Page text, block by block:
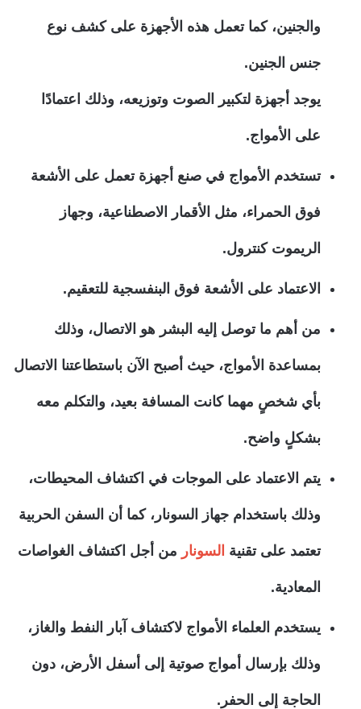
والجنين، كما تعمل هذه الأجهزة على كشف نوع
جنس الجنين.
يوجد أجهزة لتكبير الصوت وتوزيعه، وذلك اعتمادًا
على الأمواج.
تستخدم الأمواج في صنع أجهزة تعمل على الأشعة
فوق الحمراء، مثل الأقمار الاصطناعية، وجهاز
الريموت كنترول.
الاعتماد على الأشعة فوق البنفسجية للتعقيم.
من أهم ما توصل إليه البشر هو الاتصال، وذلك
بمساعدة الأمواج، حيث أصبح الآن باستطاعتنا الاتصال
بأي شخصٍ مهما كانت المسافة بعيد، والتكلم معه
بشكلٍ واضح.
يتم الاعتماد على الموجات في اكتشاف المحيطات،
وذلك باستخدام جهاز السونار، كما أن السفن الحربية
تعتمد على تقنية السونار من أجل اكتشاف الغواصات
المعادية.
يستخدم العلماء الأمواج لاكتشاف آبار النفط والغاز،
وذلك بإرسال أمواج صوتية إلى أسفل الأرض، دون
الحاجة إلى الحفر.